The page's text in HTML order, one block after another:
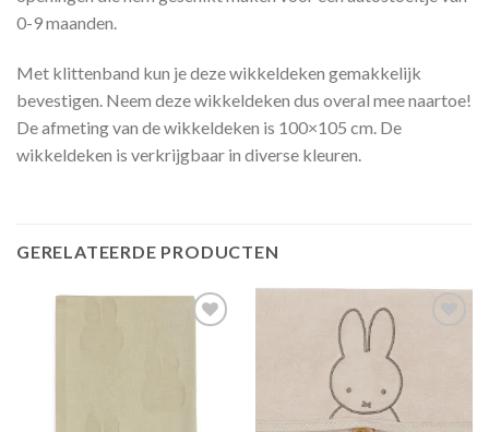
0-9 maanden.
Met klittenband kun je deze wikkeldeken gemakkelijk
bevestigen. Neem deze wikkeldeken dus overal mee naartoe!
De afmeting van de wikkeldeken is 100×105 cm. De
wikkeldeken is verkrijgbaar in diverse kleuren.
GERELATEERDE PRODUCTEN
Toevoegen